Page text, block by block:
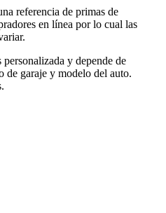
referencia de primas de
en línea por lo cual las
y depende de
de garaje y modelo del auto.